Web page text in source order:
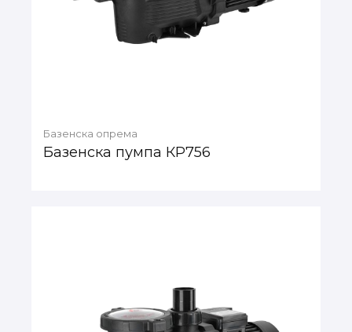
Базенска опрема
Базенска пумпа КР756